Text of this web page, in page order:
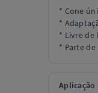
* Cone
*
* Livre de
* Parte
Aplicação